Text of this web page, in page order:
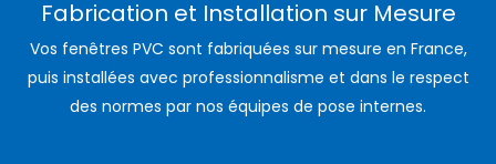
Fabrication et Installation sur Mesure
Vos fenêtres PVC sont fabriquées sur mesure en France,
puis installées avec professionnalisme et dans le respect
des normes par nos équipes de pose internes.